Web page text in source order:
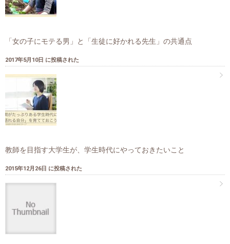
「女の子にモテる男」と「生徒に好かれる先生」の共通点
2017年5月10日 に投稿された
教師を目指す大学生が、学生時代にやっておきたいこと
2015年12月26日 に投稿された